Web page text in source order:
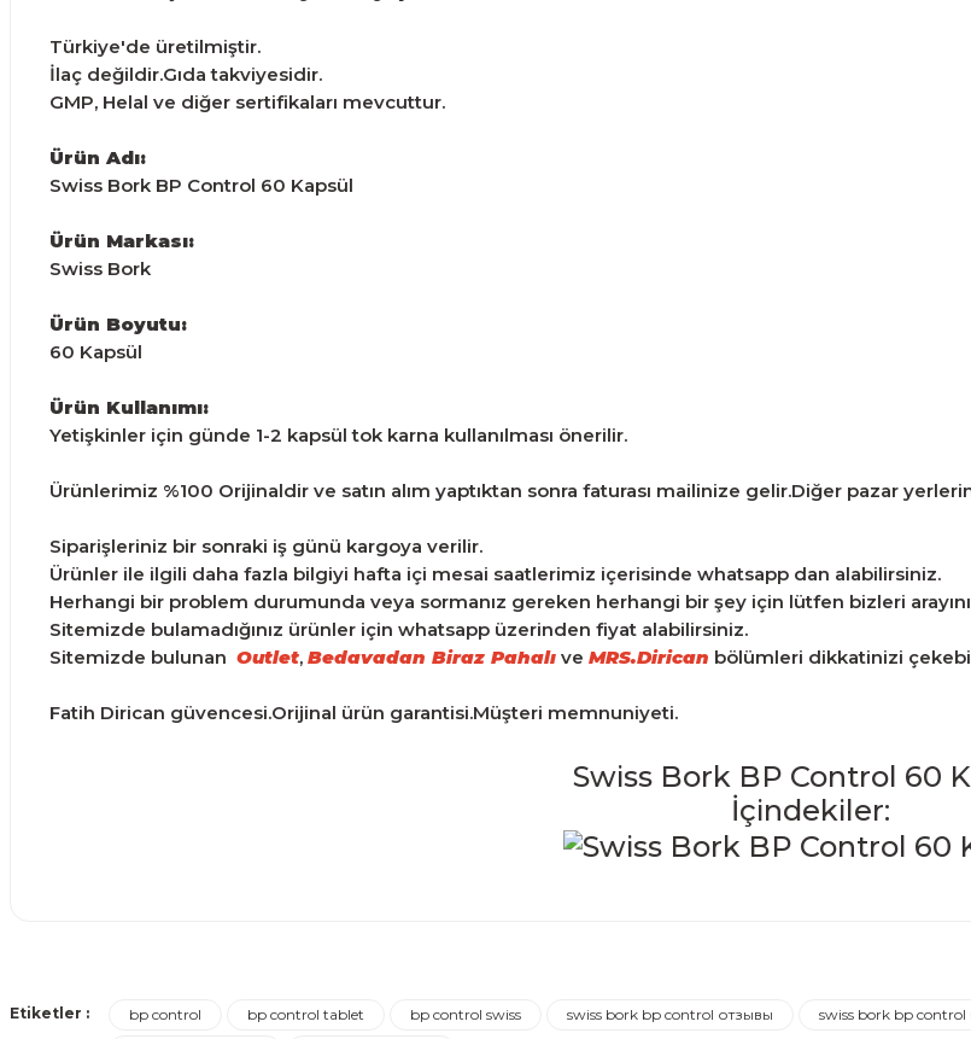
Türkiye'de üretilmiştir.
İlaç değildir.Gıda takviyesidir.
GMP, Helal ve diğer sertifikaları mevcuttur.
Ürün Adı:
Swiss Bork BP Control 60 Kapsül
Ürün Markası:
Swiss Bork
Ürün Boyutu:
60 Kapsül
Ürün Kullanımı:
Yetişkinler için günde 1-2 kapsül tok karna kullanılması önerilir.
Ürünlerimiz %100 Orijinaldir ve satın alım yaptıktan sonra faturası mailinize gelir.Diğer pazar
Siparişleriniz bir sonraki iş günü kargoya verilir.
Ürünler ile ilgili daha fazla bilgiyi hafta içi mesai saatlerimiz içerisinde whatsapp dan alabilirsiniz.
Herhangi bir problem durumunda veya sormanız gereken herhangi bir şey için lütfen bizleri
Sitemizde bulamadığınız ürünler için whatsapp üzerinden fiyat alabilirsiniz.
Sitemizde bulunan Outlet, Bedavadan Biraz Pahalı ve MRS.Dirican bölümleri dikkatinizi
Fatih Dirican güvencesi.Orijinal ürün garantisi.Müşteri memnuniyeti.
Swiss Bork BP Control 60
İçindekiler:
Ürün resmi kalitesiz, bozuk veya görüntülenemiyor.
Etiketler : bp control bp control tablet bp control swiss swiss bork bp control отзывы swiss bork bp control